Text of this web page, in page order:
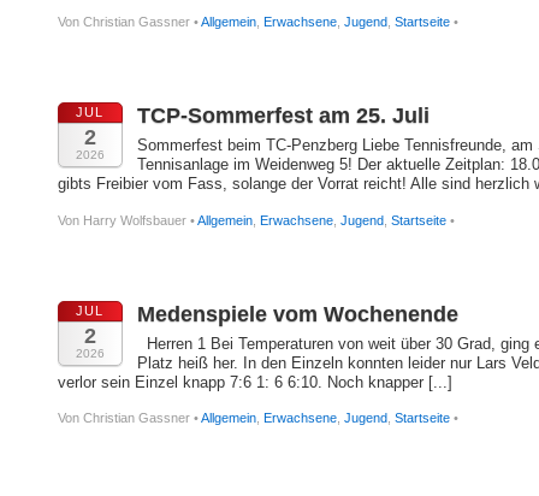
Von Christian Gassner • Allgemein, Erwachsene, Jugend Startseite•
JUL
2
2026
TCP-Sommerfest am 25. Juli
Sommerfest beim TC-Penzberg Liebe Tennisfreunde,
Tennisanlage im Weidenweg 5! Der aktuelle Zeitplan:
gibts Freibier vom Fass, solange der Vorrat reicht! Alle sind
Von Harry Wolfsbauer • Allgemein, Erwachsene, Jugend, Startseite•
JUL
2
2026
Medenspiele vom Wochenende
Herren 1 Bei Temperaturen von weit über 30 Grad,
Platz heiß her. In den Einzeln konnten leider nur Lars
verlor sein Einzel knapp 7:6 1: 6 6:10. Noch knapper [...]
Von Christian Gassner • Allgemein, Erwachsene, Jugend, Startseite•